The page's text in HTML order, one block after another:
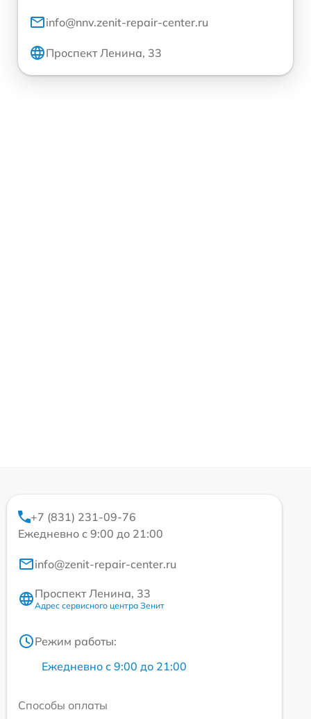
info@nnv.zenit-repair-center.ru
Проспект Ленина, 33
+7 (831) 231-09-76
Ежедневно с 9:00 до 21:00
info@zenit-repair-center.ru
Проспект Ленина, 33
Адрес сервисного центра Зенит
Режим работы:
Ежедневно с 9:00 до 21:00
Способы оплаты